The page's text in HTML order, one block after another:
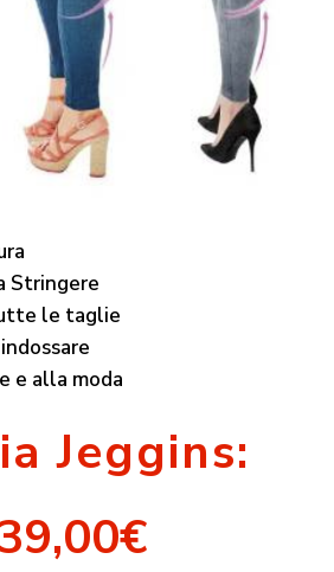
Stringere
le taglie
e alla moda
Jeggins: